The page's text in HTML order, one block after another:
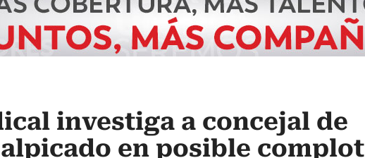
investiga a concejal de
en posible complot